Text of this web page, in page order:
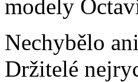
modely
Nechybělo
Držitelé